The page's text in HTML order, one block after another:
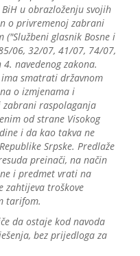
u obrazloženju svojih
o privremenoj zabrani
glasnik Bosne i
06, 32/07, 41/07, 74/07,
navedenog zakona.
smatrati državnom
o izmjenama i
zabrani raspolaganja
od strane Visokog
i da kao takva ne
Srpske. Predlaže
preinači, na način
i predmet vrati na
zahtijeva troškove
tarifom.
da ostaje kod navoda
bez prijedloga za